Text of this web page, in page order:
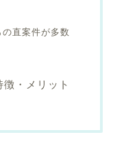
直案件が多数
徴・メリット